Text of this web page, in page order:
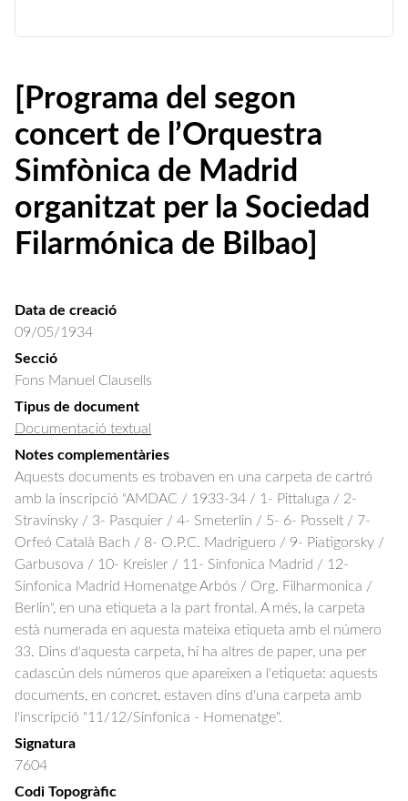
[Programa del segon
concert de l’Orquestra
Simfònica de Madrid
organitzat per la Sociedad
Filarmónica de Bilbao]
Data de creació
09/05/1934
Secció
Fons Manuel Clausells
Tipus de document
Documentació textual
Notes complementàries
Aquests documents es trobaven en una carpeta de cartró
amb la inscripció "AMDAC / 1933-34 / 1- Pittaluga / 2-
Stravinsky / 3- Pasquier / 4- Smeterlin / 5- 6- Posselt / 7-
Orfeó Català Bach / 8- O.P.C. Madriguero / 9- Piatigorsky /
Garbusova / 10- Kreisler / 11- Sinfonica Madrid / 12-
Sinfonica Madrid Homenatge Arbós / Org. Filharmonica /
Berlin", en una etiqueta a la part frontal. A més, la carpeta
està numerada en aquesta mateixa etiqueta amb el número
33. Dins d'aquesta carpeta, hi ha altres de paper, una per
cadascún dels números que apareixen a l'etiqueta: aquests
documents, en concret, estaven dins d'una carpeta amb
l'inscripció "11/12/Sinfonica - Homenatge".
Signatura
7604
Codi Topogràfic